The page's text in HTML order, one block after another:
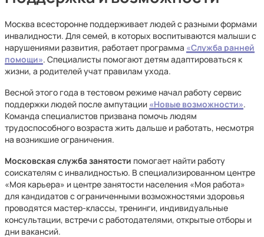
Москва всесторонне поддерживает людей с разными формами
инвалидности. Для семей, в которых воспитываются малыши с
нарушениями развития, работает программа «Служба ранней
помощи». Специалисты помогают детям адаптироваться к
жизни, а родителей учат правилам ухода.
Весной этого года в тестовом режиме начал работу сервис
поддержки людей после ампутации «Новые возможности».
Команда специалистов призвана помочь людям
трудоспособного возраста жить дальше и работать, несмотря
на возникшие ограничения.
Московская служба занятости помогает найти работу
соискателям с инвалидностью. В специализированном центре
«Моя карьера» и центре занятости населения «Моя работа»
для кандидатов с ограниченными возможностями здоровья
проводятся мастер-классы, тренинги, индивидуальные
консультации, встречи с работодателями, открытые отборы и
дни вакансий.